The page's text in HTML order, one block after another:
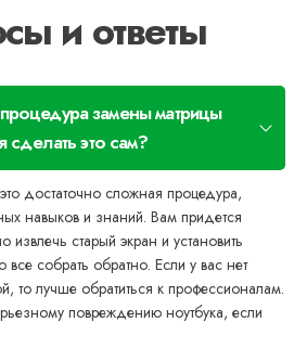
и ответы
замены матрицы
сделать это сам?
достаточно сложная процедура,
навыков и знаний. Вам придется
извлечь старый экран и установить
все собрать обратно. Если у вас нет
то лучше обратиться к профессионалам.
повреждению ноутбука, если